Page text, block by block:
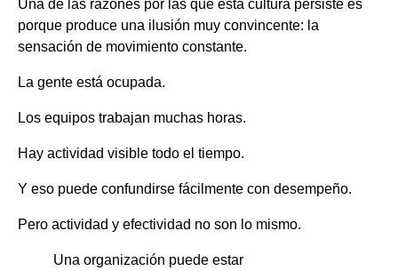
Una de las razones por las que esta cultura persiste es
porque produce una ilusión muy convincente: la
sensación de movimiento constante.
La gente está ocupada.
Los equipos trabajan muchas horas.
Hay actividad visible todo el tiempo.
Y eso puede confundirse fácilmente con desempeño.
Pero actividad y efectividad no son lo mismo.
Una organización puede estar